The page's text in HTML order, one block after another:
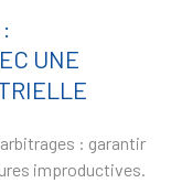
UNE
: garantir
improductives.